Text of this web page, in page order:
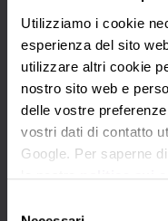
Utilizziamo i cookie
esperienza del sito
utilizzare altri cookie
nostro sito web e
delle vostre
vostri dati di contatto
Google. Per saperne
la nostrapolitica sui
Elon Musk
Forex
George Soros
Indici